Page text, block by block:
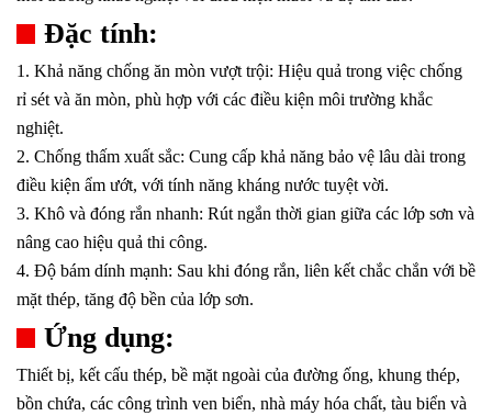
Đặc tính:
1. Khả năng chống ăn mòn vượt trội: Hiệu quả trong việc chống
rỉ sét và ăn mòn, phù hợp với các điều kiện môi trường khắc
nghiệt.
2. Chống thấm xuất sắc: Cung cấp khả năng bảo vệ lâu dài trong
điều kiện ẩm ướt, với tính năng kháng nước tuyệt vời.
3. Khô và đóng rắn nhanh: Rút ngắn thời gian giữa các lớp sơn và
nâng cao hiệu quả thi công.
4. Độ bám dính mạnh: Sau khi đóng rắn, liên kết chắc chắn với bề
mặt thép, tăng độ bền của lớp sơn.
Ứng dụng:
Thiết bị, kết cấu thép, bề mặt ngoài của đường ống, khung thép,
bồn chứa, các công trình ven biển, nhà máy hóa chất, tàu biển và